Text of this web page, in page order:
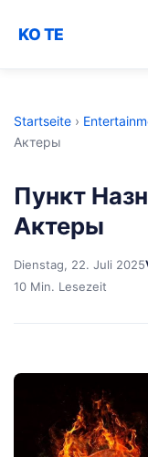
KO TE
Startseite ›
Актеры
Пункт
Актеры
Dienstag, 22. Juli 2025
10 Min. Lesezeit